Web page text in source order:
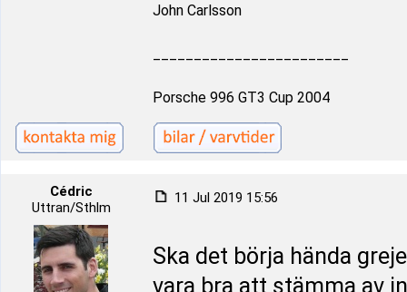
John Carlsson
Porsche 996 GT3 Cup 2004
Cédric
Uttran/Sthlm
11 Jul 2019 15:56
Ska det börja hända
vara bra att stämma av